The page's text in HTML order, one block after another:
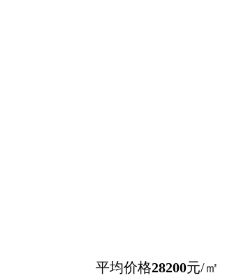
平均价格28200元/㎡